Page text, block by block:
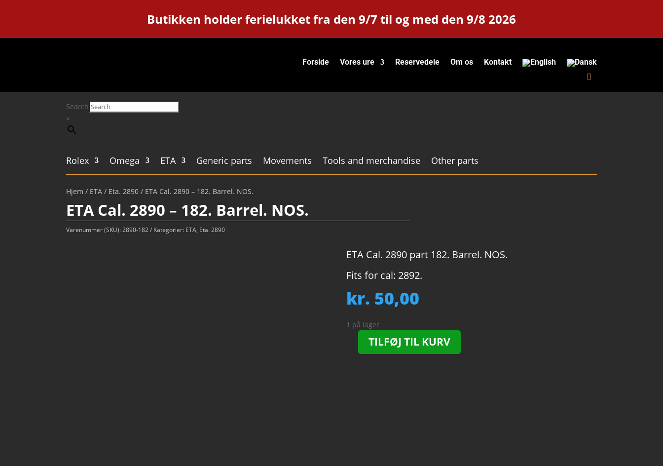
Butikken holder ferielukket fra den 9/7 til og med den 9/8 2026
Forside Vores ure Reservedele Om os Kontakt
Search
×
Rolex Omega ETA Generic parts Movements Tools and merchandise Other parts
Hjem / ETA / Eta. 2890 / ETA Cal. 2890 – 182. Barrel. NOS.
ETA Cal. 2890 – 182. Barrel. NOS.
Varenummer (SKU):2890-182 Kategorier: ETA, Eta. 2890
ETA Cal. 2890 part 182. Barrel. NOS.
Fits for cal: 2892.
kr. 50,00
1 på lager
TILFØJ TIL KURV